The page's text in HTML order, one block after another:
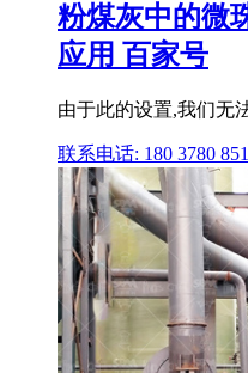
粉煤灰中的微
应用 百家号
由于此的设置,我们无
联系电话: 180 3780